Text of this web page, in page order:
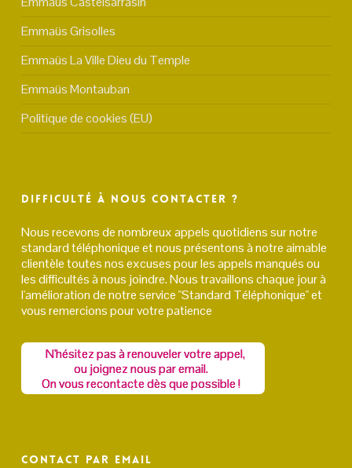
Emmaüs Grisolles
Emmaüs La Ville Dieu du Temple
Emmaüs Montauban
Politique de cookies (EU)
Difficulté à nous contacter ?
Nous recevons de nombreux appels quotidiens sur notre
standard téléphonique et nous présentons à notre aimable
clientèle toutes nos excuses pour les appels manqués ou
les difficultés à nous joindre. Nous travaillons chaque jour à
l'amélioration de notre service "Standard Téléphonique" et
vous remercions pour votre patience
N'hésitez pas à renouveler votre appel,
ou joignez nous par email.
On vous recontacte dès que possible !
Contact par email